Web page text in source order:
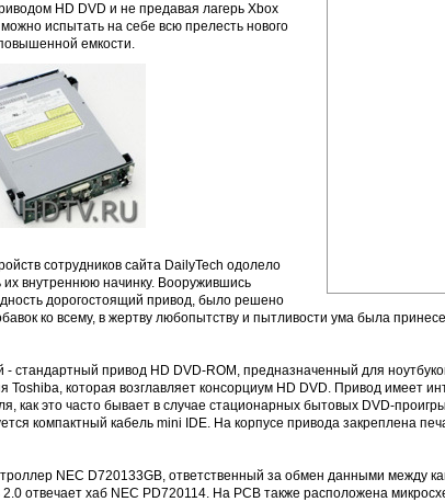
HD DVD и не предавая лагерь Xbox
испытать на себе всю прелесть нового
емкости.
сотрудников сайта DailyTech одолело
внутреннюю начинку. Вооружившись
дорогостоящий привод, было решено
ко всему, в жертву любопытству и пытливости ума была
- стандартный привод HD DVD-ROM, предназначенный для
Toshiba, которая возглавляет консорциум HD DVD. Привод имеет
как это часто бывает в случае стационарных бытовых DVD-
компактный кабель mini IDE. На корпусе привода закреплена
NEC D720133GB, ответственный за обмен данными между
отвечает хаб NEC PD720114. На PCB также расположена